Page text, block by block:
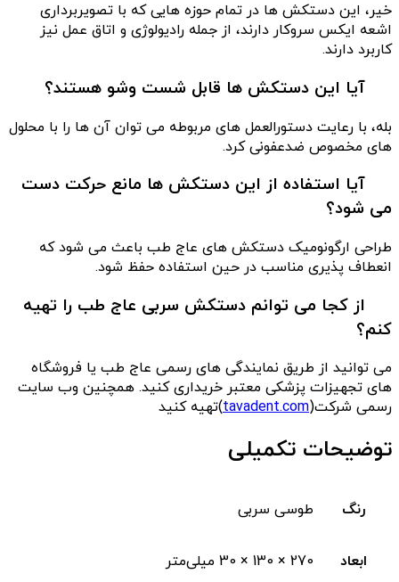
خیر، این دستکش ها در تمام حوزه هایی که با تصویربرداری
اشعه ایکس سروکار دارند، از جمله رادیولوژی و اتاق عمل نیز
کاربرد دارند.
آیا این دستکش ها قابل شست وشو هستند؟
بله، با رعایت دستورالعمل های مربوطه می توان آن ها را با محلول
های مخصوص ضدعفونی کرد.
آیا استفاده از این دستکش ها مانع حرکت دست
می شود؟
طراحی ارگونومیک دستکش های عاج طب باعث می شود که
انعطاف پذیری مناسب در حین استفاده حفظ شود.
از کجا می توانم دستکش سربی عاج طب را تهیه
کنم؟
می توانید از طریق نمایندگی های رسمی عاج طب یا فروشگاه
های تجهیزات پزشکی معتبر خریداری کنید. همچنین وب سایت
رسمی شرکت(tavadent.com)تهیه کنید
توضیحات تکمیلی
رنگ طوسی سربی
ابعاد 270 × 130 × 30 میلی‌متر